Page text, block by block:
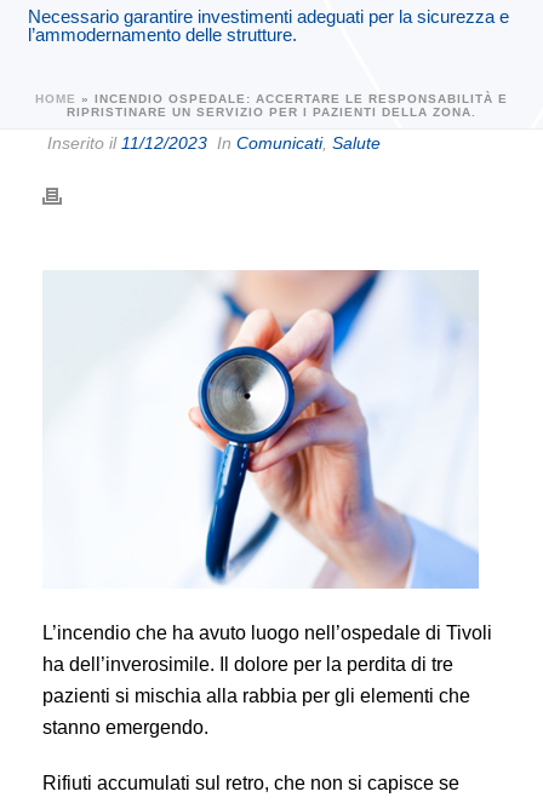
Necessario garantire investimenti adeguati per la sicurezza e
l’ammodernamento delle strutture.
HOME » INCENDIO OSPEDALE: ACCERTARE LE RESPONSABILITÀ E
RIPRISTINARE UN SERVIZIO PER I PAZIENTI DELLA ZONA.
Inserito il 11/12/2023 In Comunicati, Salute
L’incendio che ha avuto luogo nell’ospedale di Tivoli
ha dell’inverosimile. Il dolore per la perdita di tre
pazienti si mischia alla rabbia per gli elementi che
stanno emergendo.
Rifiuti accumulati sul retro, che non si capisce se